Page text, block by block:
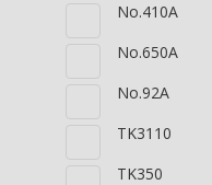
No.410A
No.650A
No.92A
TK3110
TK350